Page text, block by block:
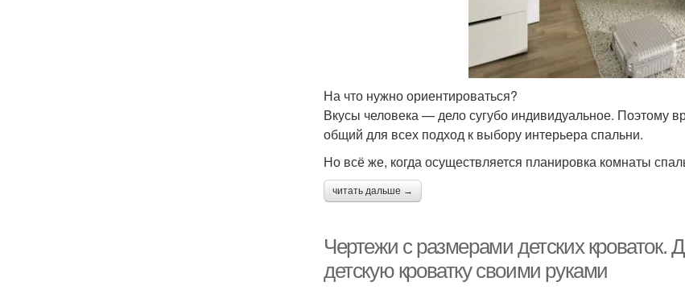
На что нужно ориентироваться?
Вкусы человека — дело сугубо индивидуальное. Поэтому
общий для всех подход к выбору интерьера спальни.
Но всё же, когда осуществляется планировка комнаты
читать дальше →
Чертежи с размерами детских кроваток.
детскую кроватку своими руками